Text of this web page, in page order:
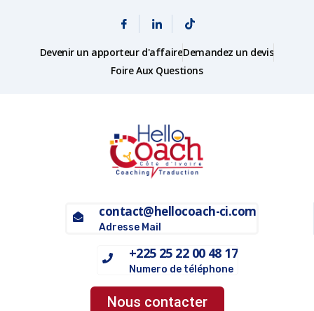
Devenir un apporteur d'affaireDemandez un devis
Foire Aux Questions
contact@hellocoach-ci.com
Adresse Mail
+225 25 22 00 48 17
Numero de téléphone
Nous contacter